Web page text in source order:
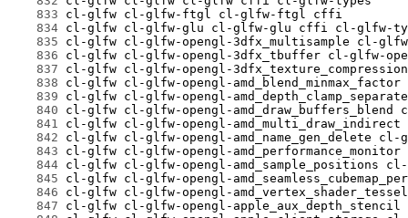
    833
    834
    835
    836
    837
    838
    839
    840
    841
    842
    843
    844
    845
    846
    847